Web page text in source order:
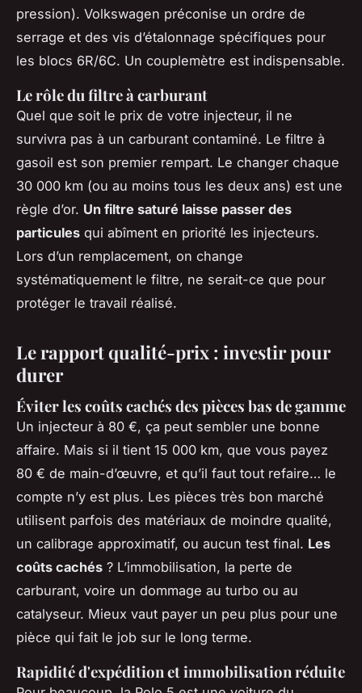
pression). Volkswagen préconise un ordre de
serrage et des vis d’étalonnage spécifiques pour
les blocs 6R/6C. Un couplemètre est indispensable.
Le rôle du filtre à carburant
Quel que soit le prix de votre injecteur, il ne
survivra pas à un carburant contaminé. Le filtre à
gasoil est son premier rempart. Le changer chaque
30 000 km (ou au moins tous les deux ans) est une
règle d’or. Un filtre saturé laisse passer des
particules qui abîment en priorité les injecteurs.
Lors d’un remplacement, on change
systématiquement le filtre, ne serait-ce que pour
protéger le travail réalisé.
Le rapport qualité-prix : investir pour
durer
Éviter les coûts cachés des pièces bas de gamme
Un injecteur à 80 €, ça peut sembler une bonne
affaire. Mais si il tient 15 000 km, que vous payez
80 € de main-d’œuvre, et qu’il faut tout refaire… le
compte n’y est plus. Les pièces très bon marché
utilisent parfois des matériaux de moindre qualité,
un calibrage approximatif, ou aucun test final. Les
coûts cachés ? L’immobilisation, la perte de
carburant, voire un dommage au turbo ou au
catalyseur. Mieux vaut payer un peu plus pour une
pièce qui fait le job sur le long terme.
Rapidité d'expédition et immobilisation réduite